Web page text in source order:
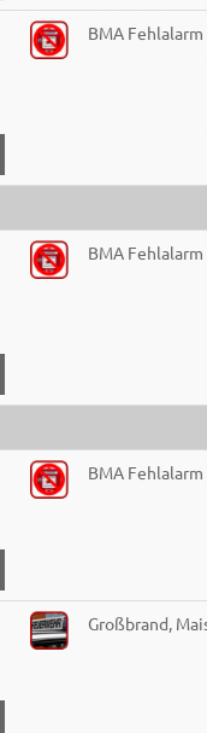
BMA Fehlalarm
BMA Fehlalarm
BMA Fehlalarm
Großbrand,